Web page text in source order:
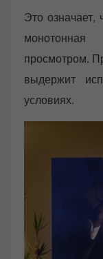
Это означает,
просмотром.
выдержит
условиях.